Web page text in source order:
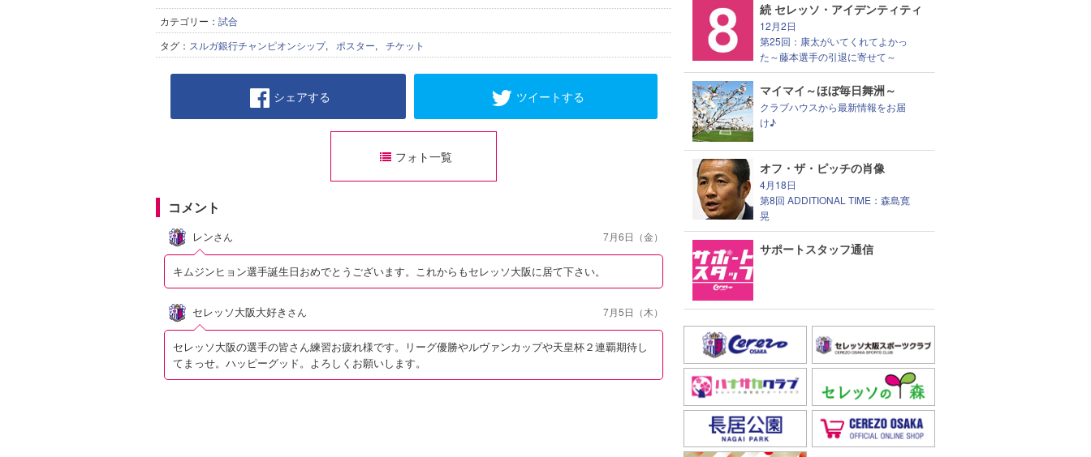
カテゴリー： 試合
タグ： スルガ銀行チャンピオンシップ, ポスター, チケット
シェアする ツイートする
フォト一覧
コメント
レンさん 7月6日（金）
キムジンヒョン選手誕生日おめでとうございます。これからもセレッソ大阪に居て下さい。
セレッソ大阪大好き さん 7月5日（木）
セレッソ大阪の選手の皆さん練習お疲れ様です。リーグ優勝やルヴァンカップや天皇杯２連覇期待し
てまっせ。ハッピーグッド。よろしくお願いします。
続 セレッソ・アイデンティティ
12月2日
第25回：康太がいてくれてよかっ
た～藤本選手の引退に寄せて～
マイマイ～ほぼ毎日舞洲～
クラブハウスから最新情報をお届
け♪
オフ・ザ・ピッチの肖像
4月18日
第8回 ADDITIONAL TIME：森島寛
晃
サポートスタッフ通信